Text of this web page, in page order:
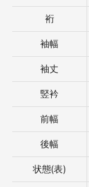
裄
袖幅
袖丈
竪衿
前幅
後幅
状態(表)